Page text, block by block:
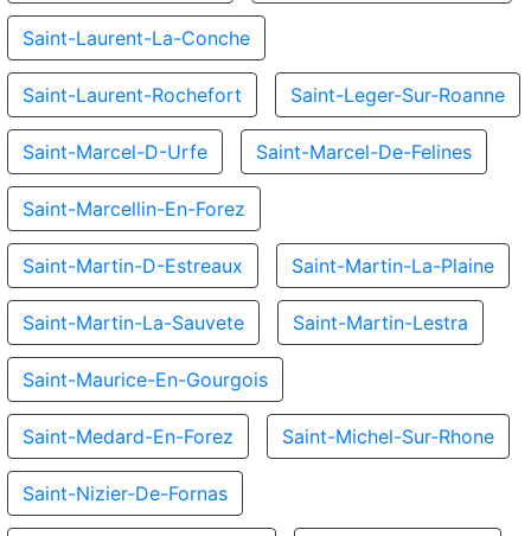
Saint-Laurent-La-Conche
Saint-Laurent-Rochefort Saint-Leger-Sur-Roanne
Saint-Marcel-D-Urfe Saint-Marcel-De-Felines
Saint-Marcellin-En-Forez
Saint-Martin-D-Estreaux Saint-Martin-La-Plaine
Saint-Martin-La-Sauvete Saint-Martin-Lestra
Saint-Maurice-En-Gourgois
Saint-Medard-En-Forez Saint-Michel-Sur-Rhone
Saint-Nizier-De-Fornas